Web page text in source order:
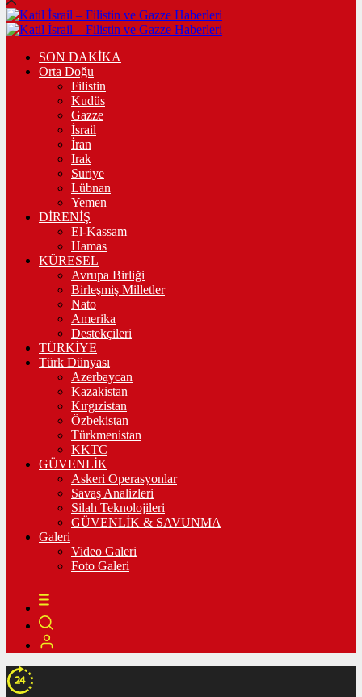
SON DAKİKA
Orta Doğu
Filistin
Kudüs
Gazze
İsrail
İran
Irak
Suriye
Lübnan
Yemen
DİRENİŞ
El-Kassam
Hamas
KÜRESEL
Avrupa Birliği
Birleşmiş Milletler
Nato
Amerika
Destekçileri
TÜRKİYE
Türk Dünyası
Azerbaycan
Kazakistan
Kırgızistan
Özbekistan
Türkmenistan
KKTC
GÜVENLİK
Askeri Operasyonlar
Savaş Analizleri
Silah Teknolojileri
GÜVENLİK & SAVUNMA
Galeri
Video Galeri
Foto Galeri